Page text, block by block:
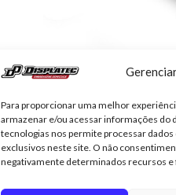
Para proporcionar uma melhor
armazenar e/ou acessar informações
tecnologias nos permite processar
exclusivos neste site. O não
negativamente determinados recursos e